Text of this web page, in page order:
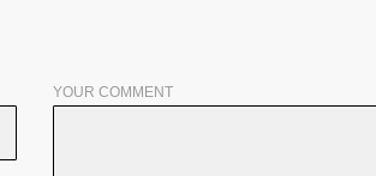
YOUR COMMENT